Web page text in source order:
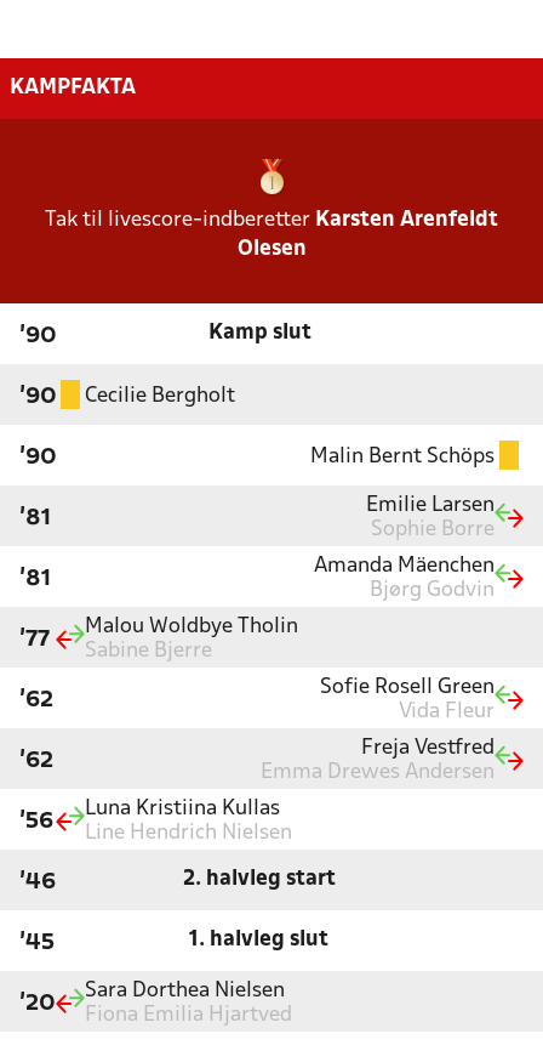
KAMPFAKTA
Tak til livescore-indberetter Karsten Arenfeldt
Olesen
'90 Kamp slut
'90 Cecilie Bergholt
'90 Malin Bernt Schöps
'81
Emilie Larsen
Sophie Borre
'81
Amanda Mäenchen
Bjørg Godvin
'77
Malou Woldbye Tholin
Sabine Bjerre
'62
Sofie Rosell Green
Vida Fleur
'62
Freja Vestfred
Emma Drewes Andersen
'56
Luna Kristiina Kullas
Line Hendrich Nielsen
'46 2. halvleg start
'45 1. halvleg slut
'20
Sara Dorthea Nielsen
Fiona Emilia Hjartved